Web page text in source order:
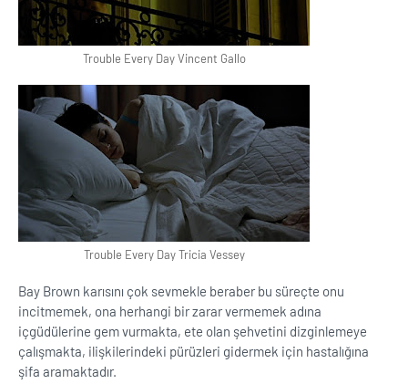
Trouble Every Day Vincent Gallo
Trouble Every Day Tricia Vessey
Bay Brown karısını çok sevmekle beraber bu süreçte onu
incitmemek, ona herhangi bir zarar vermemek adına
içgüdülerine gem vurmakta, ete olan şehvetini dizginlemeye
çalışmakta, ilişkilerindeki pürüzleri gidermek için hastalığına
şifa aramaktadır.